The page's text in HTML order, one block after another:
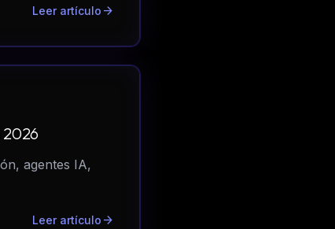
Leer artículo arrow_forward
2026
agentes IA,
Leer artículo arrow_forward